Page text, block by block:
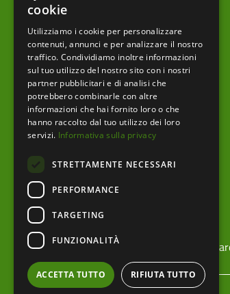
Ciclovie
Vivere i parchi in sicurezza
Mappa tecnica
menu footer
Ente Amministrazione
menu bottom footer
cookie
Utilizziamo i cookie per personalizzare
contenuti, annunci e per analizzare il nostro
traffico. Condividiamo inoltre informazioni
sul tuo utilizzo del nostro sito con i nostri
partner pubblicitari e di analisi che
potrebbero combinarle con altre
informazioni che hai fornito loro o che
hanno raccolto dal tuo utilizzo dei loro
servizi. Informativa sulla privacy
STRETTAMENTE NECESSARI
PERFORMANCE
TARGETING
FUNZIONALITÀ
ACCETTA TUTTO RIFIUTA TUTTO